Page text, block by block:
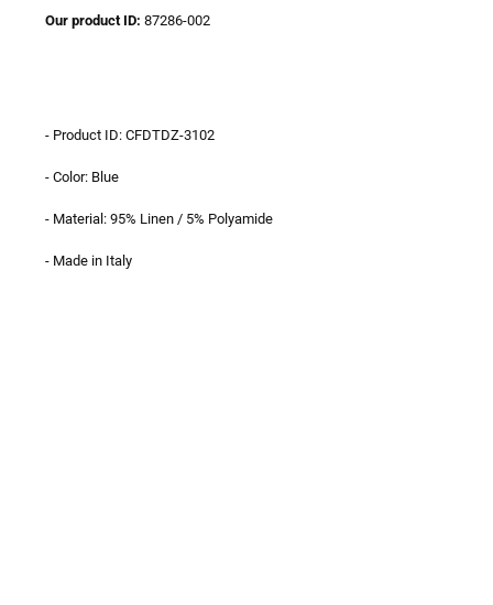
Our product ID: 87286-002
- Product ID: CFDTDZ-3102
- Color: Blue
- Material: 95% Linen / 5% Polyamide
- Made in Italy